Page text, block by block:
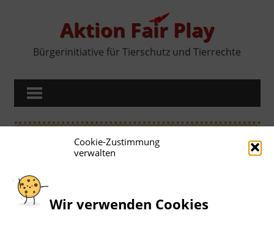
Cookie-Zustimmung
verwalten
Wir verwenden Cookies
Aktion Fair Play
Bürgerinitiative für Tierschutz und Tierrechte